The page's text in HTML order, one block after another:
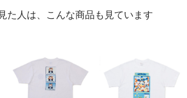
た人は、こんな商品も見ています